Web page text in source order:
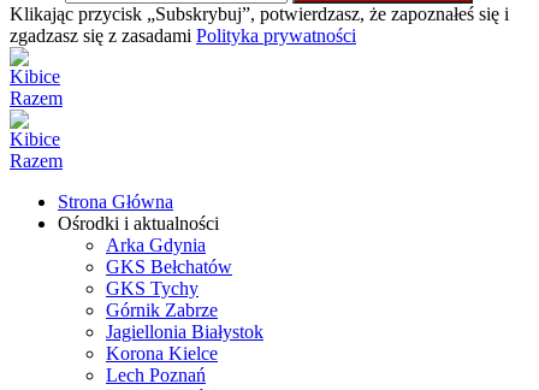
Klikając przycisk „Subskrybuj”, potwierdzasz, że zapoznałeś się i
zgadzasz się z zasadami Polityka prywatności
Strona Główna
Ośrodki i aktualności
Arka Gdynia
GKS Bełchatów
GKS Tychy
Górnik Zabrze
Jagiellonia Białystok
Korona Kielce
Lech Poznań